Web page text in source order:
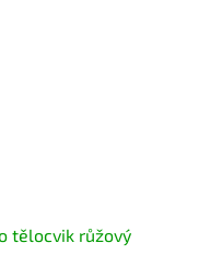
tělocvik růžový